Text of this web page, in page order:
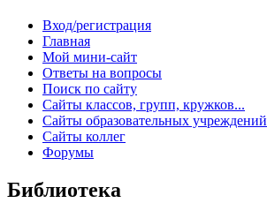
Вход/регистрация
Главная
Мой мини-сайт
Ответы на вопросы
Поиск по сайту
Сайты классов, групп, кружков...
Сайты образовательных учреждений
Сайты коллег
Форумы
Библиотека